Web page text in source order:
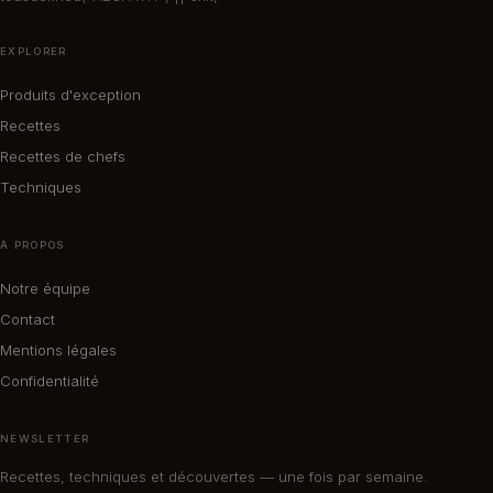
EXPLORER
Produits d'exception
Recettes
Recettes de chefs
Techniques
À PROPOS
Notre équipe
Contact
Mentions légales
Confidentialité
NEWSLETTER
Recettes, techniques et découvertes — une fois par semaine.